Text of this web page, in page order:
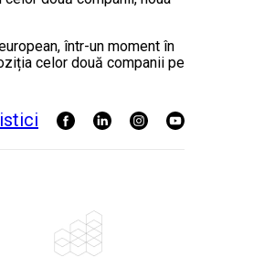
într-un moment în
celor două companii pe